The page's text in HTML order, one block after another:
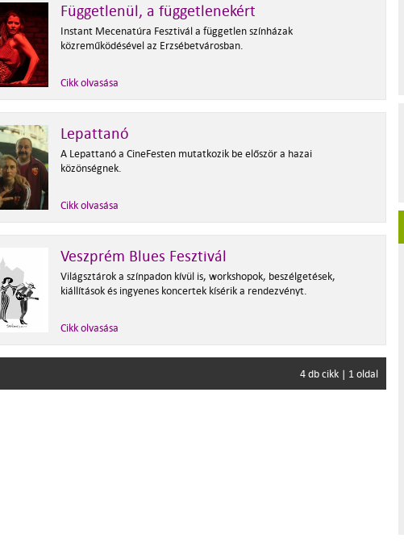
Függetlenül, a függetlenekért
Instant Mecenatúra Fesztivál a független színházak
közreműködésével az Erzsébetvárosban.
Cikk olvasása
Lepattanó
A Lepattanó a CineFesten mutatkozik be először a hazai
közönségnek.
Cikk olvasása
Veszprém Blues Fesztivál
Világsztárok a színpadon kívül is, workshopok, beszélgetések,
kiállítások és ingyenes koncertek kísérik a rendezvényt.
Cikk olvasása
4 db cikk | 1 oldal